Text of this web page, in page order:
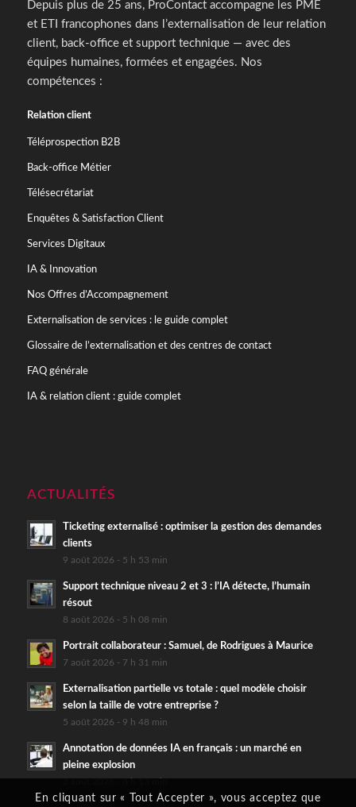
Depuis plus de 25 ans, ProContact accompagne les PME
et ETI francophones dans l’externalisation de leur relation
client, back-office et support technique — avec des
équipes humaines, formées et engagées. Nos
compétences :
Relation client
Téléprospection B2B
Back-office Métier
Télésecrétariat
Enquêtes & Satisfaction Client
Services Digitaux
IA & Innovation
Nos Offres d’Accompagnement
Externalisation de services : le guide complet
Glossaire de l’externalisation et des centres de contact
FAQ générale
IA & relation client : guide complet
ACTUALITÉS
Ticketing externalisé : optimiser la gestion des demandes
clients
9 août 2026 - 5 h 53 min
Support technique niveau 2 et 3 : l’IA détecte, l’humain
résout
8 août 2026 - 5 h 08 min
Portrait collaborateur : Samuel, de Rodrigues à Maurice
7 août 2026 - 7 h 31 min
Externalisation partielle vs totale : quel modèle choisir
selon la taille de votre entreprise ?
5 août 2026 - 9 h 48 min
Annotation de données IA en français : un marché en
pleine explosion
En cliquant sur « Tout Accepter », vous acceptez que